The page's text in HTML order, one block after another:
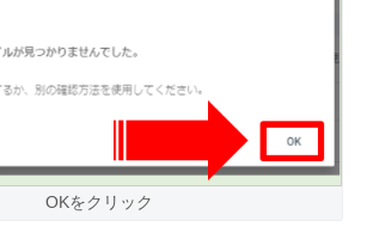
OKをクリック